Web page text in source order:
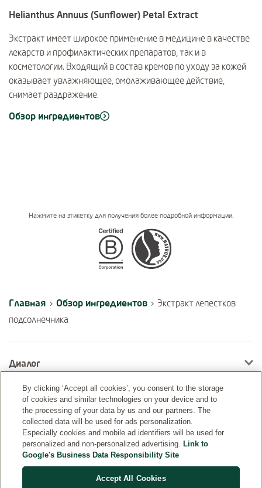
Helianthus Annuus (Sunflower) Petal Extract
Экстракт имеет широкое применение в медицине в качестве
лекарств и профилактических препаратов, так и в
косметологии. Входящий в состав кремов по уходу за кожей
оказывает увлажняющее, омолаживающее действие,
снимает раздражение.
Обзор ингредиентов
Certifications
Нажмите на этикетку для получения более подробной информации.
Главная › Обзор ингредиентов › Экстракт лепестков
подсолнечника
Диалог
Информация
By clicking ‘Accept all cookies’, you consent to the storage
of cookies and similar technologies on your device and to
the processing of your data by us and our partners. The
collected data will be used for ads personalization.
Especially cookies and mobile ad identifiers will be used for
personalized and non-personalized advertising. Link to
Google's Business Data Responsibility Site
Accept All Cookies